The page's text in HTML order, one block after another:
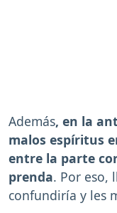
Además, en la
malos espíritus
entre la parte
prenda. Por eso,
confundiría y les